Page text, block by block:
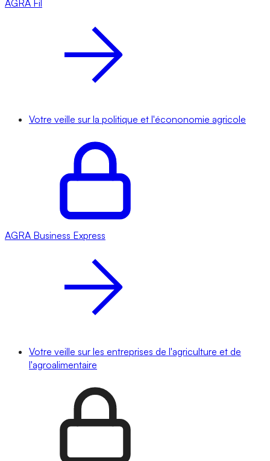
AGRA Fil
Votre veille sur la politique et l'écononomie agricole
AGRA Business Express
Votre veille sur les entreprises de l'agriculture et de
l'agroalimentaire